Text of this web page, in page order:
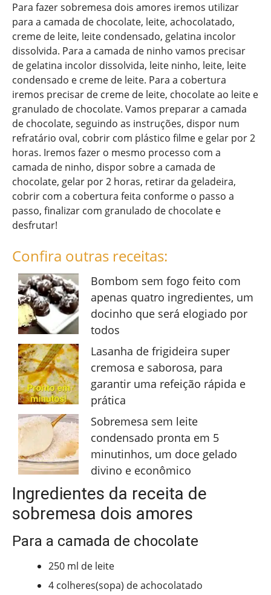
Para fazer sobremesa dois amores iremos utilizar
para a camada de chocolate, leite, achocolatado,
creme de leite, leite condensado, gelatina incolor
dissolvida. Para a camada de ninho vamos precisar
de gelatina incolor dissolvida, leite ninho, leite, leite
condensado e creme de leite. Para a cobertura
iremos precisar de creme de leite, chocolate ao leite e
granulado de chocolate. Vamos preparar a camada
de chocolate, seguindo as instruções, dispor num
refratário oval, cobrir com plástico filme e gelar por 2
horas. Iremos fazer o mesmo processo com a
camada de ninho, dispor sobre a camada de
chocolate, gelar por 2 horas, retirar da geladeira,
cobrir com a cobertura feita conforme o passo a
passo, finalizar com granulado de chocolate e
desfrutar!
Confira outras receitas:
Bombom sem fogo feito com
apenas quatro ingredientes, um
docinho que será elogiado por
todos
Lasanha de frigideira super
cremosa e saborosa, para
garantir uma refeição rápida e
prática
Sobremesa sem leite
condensado pronta em 5
minutinhos, um doce gelado
divino e econômico
Ingredientes da receita de
sobremesa dois amores
Para a camada de chocolate
250 ml de leite
4 colheres(sopa) de achocolatado